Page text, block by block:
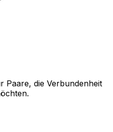
Paare, die Verbundenheit